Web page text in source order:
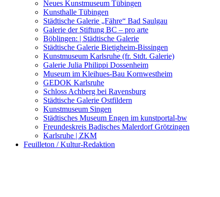
Kunstwettbewerbe, Ausschreibungen für Künstler
Neues Kunstmuseum Tübingen
Kunsthalle Tübingen
Städtische Galerie „Fähre“ Bad Saulgau
Galerie der Stiftung BC – pro arte
Böblingen: | Städtische Galerie
Städtische Galerie Bietigheim-Bissingen
Kunstmuseum Karlsruhe (fr. Stdt. Galerie)
Galerie Julia Philippi Dossenheim
Museum im Kleihues-Bau Kornwestheim
GEDOK Karlsruhe
Schloss Achberg bei Ravensburg
Städtische Galerie Ostfildern
Kunstmuseum Singen
Städtisches Museum Engen im kunstportal-bw
Freundeskreis Badisches Malerdorf Grötzingen
Karlsruhe | ZKM
Feuilleton / Kultur-Redaktion